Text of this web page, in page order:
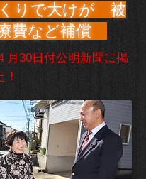
りで大けが 被
費など補償
30日付公明新聞に掲